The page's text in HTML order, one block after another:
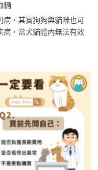
糖
病，其實狗狗與貓咪也可
病，當犬貓體內無法有效